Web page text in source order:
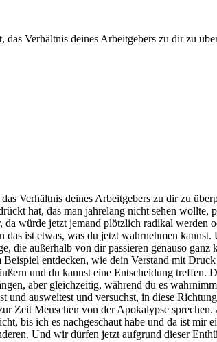
Verhältnis deines Arbeitgebers zu dir zu
Verhältnis deines Arbeitgebers zu dir zu
hat, das man jahrelang nicht sehen
würde jetzt jemand plötzlich radikal werden
ist etwas, was du jetzt wahrnehmen kannst.
die außerhalb von dir passieren genauso
entdecken, wie dein Verstand mit
und du kannst eine Entscheidung treffen.
aber gleichzeitig, während du es
ausweitest und versuchst, in diese
Zeit Menschen von der Apokalypse
bis ich es nachgeschaut habe und da ist mir
Und wir dürfen jetzt aufgrund dieser